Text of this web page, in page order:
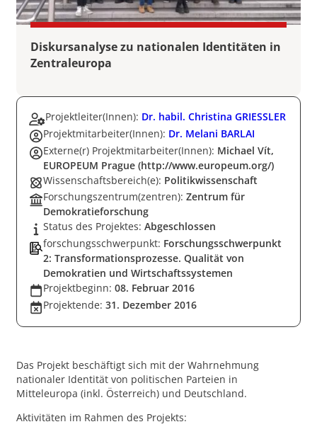
Diskursanalyse zu nationalen Identitäten in
Zentraleuropa
Projektleiter(Innen): Dr. habil. Christina GRIESSLER
Projektmitarbeiter(Innen): Dr. Melani BARLAI
Externe(r) Projektmitarbeiter(Innen): Michael Vít,
EUROPEUM Prague (http://www.europeum.org/)
Wissenschaftsbereich(e): Politikwissenschaft
Forschungszentrum(zentren): Zentrum für
Demokratieforschung
Status des Projektes: Abgeschlossen
forschungsschwerpunkt: Forschungsschwerpunkt
2: Transformationsprozesse. Qualität von
Demokratien und Wirtschaftssystemen
Projektbeginn: 08. Februar 2016
Projektende: 31. Dezember 2016
Das Projekt beschäftigt sich mit der Wahrnehmung
nationaler Identität von politischen Parteien in
Mitteleuropa (inkl. Österreich) und Deutschland.
Aktivitäten im Rahmen des Projekts: